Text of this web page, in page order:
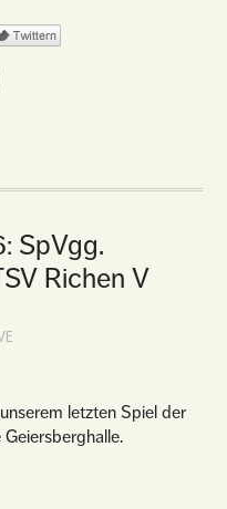
SpVgg.
Richen V
letzten Spiel der